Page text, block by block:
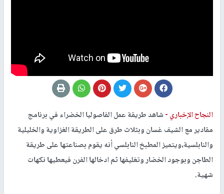
النجاح الإخباري -شاهد طريقة عمل الفاصوليا الخضراء في برنامج
مقادير مع الشيف غسان وبثلاث طرق على الطريقة الغزاوية والخليلية
والنابلسية،ويتميز المطبخ النابلسي أنه يقوم بصناعتها على طريقة
الطاجن وبوجود الخضار وتغليفها ثم ادخالها الفرن فيعطيها نكهات
شهية.